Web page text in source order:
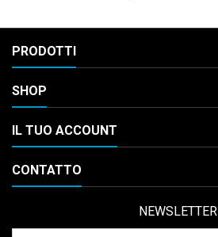
PRODOTTI
SHOP
IL TUO ACCOUNT
CONTATTO
NEWSLETTER